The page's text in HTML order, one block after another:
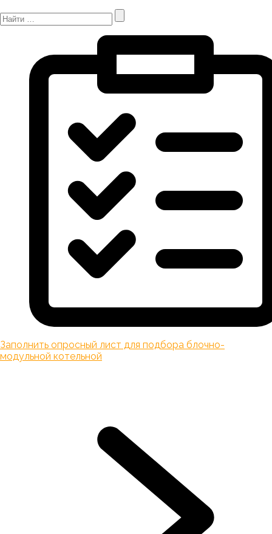
Заполнить опросный лист для подбора блочно-
модульной котельной